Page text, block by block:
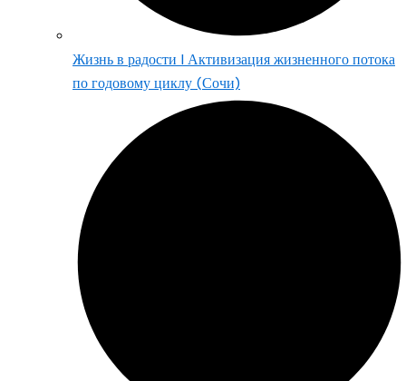
Жизнь в радости | Активизация жизненного потока
по годовому циклу (Сочи)